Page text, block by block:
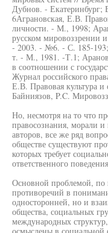
Дубнов. - Екатеринбург;
6Аграновская, Е.В.
личности. - М., 1998;
русском мировоззрении
- 2003. - №6. - С. 185-
т. - М., 1981. -Т.1;
в соотношении с
Журнал российского
Е.В. Правовая культура
Байниязов, P.C.
Но, несмотря на то что
правосознания, морали и
авторов, все же ряд
обществе существуют
которых требует
ответственного
Основной проблемой, по
противоречий в
односторонней, но и
общества, социальных
международных